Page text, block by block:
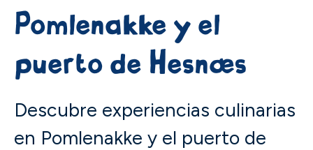
Pomlenakke y el
puerto de Hesnæs
Descubre experiencias culinarias
en Pomlenakke y el puerto de